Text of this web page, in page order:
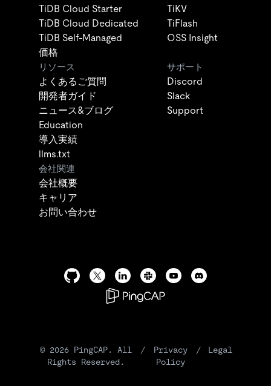
TiDB Cloud Starter
TiDB Cloud Dedicated
TiDB Self-Managed
価格
TiKV
TiFlash
OSS Insight
リソース
よくあるご質問
開発者ガイド
ニュース&ブログ
Education
導入実績
llms.txt
サポート
Discord
Slack
Support
会社関連
会社概要
キャリア
お問い合わせ
© 2026PingCAP. All
Rights Reserved.
/
Privacy
Policy
/ Legal